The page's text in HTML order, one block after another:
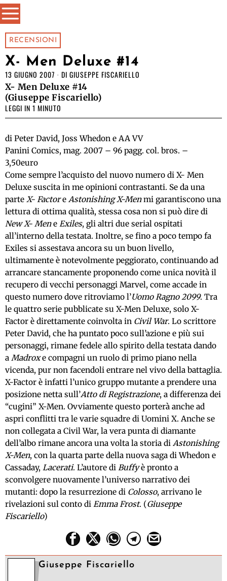
RECENSIONI
X- Men Deluxe #14
13 GIUGNO 2007 DI GIUSEPPE FISCARIELLO
X- Men Deluxe #14
(Giuseppe Fiscariello)
LEGGI IN 1 MINUTO
di Peter David, Joss Whedon e AA VV
Panini Comics, mag. 2007 – 96 pagg. col. bros. –
3,50euro
Come sempre l’acquisto del nuovo numero di X- Men
Deluxe suscita in me opinioni contrastanti. Se da una
parte X- Factore Astonishing X-Menmi garantiscono una
lettura di ottima qualità, stessa cosa non si può dire di
New X- Mene Exiles, gli altri due serial ospitati
all’interno della testata. Inoltre, se fino a poco tempo fa
Exiles si assestava ancora su un buon livello,
ultimamente è notevolmente peggiorato, continuando ad
arrancare stancamente proponendo come unica novità il
recupero di vecchi personaggi Marvel, come accade in
questo numero dove ritroviamo l’Uomo Ragno 2099. Tra
le quattro serie pubblicate su X-Men Deluxe, solo X-
Factor è direttamente coinvolta in Civil War. Lo scrittore
Peter David, che ha puntato poco sull’azione e più sui
personaggi, rimane fedele allo spirito della testata dando
a Madroxe compagni un ruolo di primo piano nella
vicenda, pur non facendoli entrare nel vivo della battaglia.
X-Factor è infatti l’unico gruppo mutante a prendere una
posizione netta sull’Atto di Registrazione, a differenza dei
“cugini” X-Men. Ovviamente questo porterà anche ad
aspri conflitti tra le varie squadre di Uomini X. Anche se
non collegata a Civil War, la vera punta di diamante
dell’albo rimane ancora una volta la storia di Astonishing
X-Men, con la quarta parte della nuova saga di Whedon e
Cassaday, Lacerati. L’autore di Buffyè pronto a
sconvolgere nuovamente l’universo narrativo dei
mutanti: dopo la resurrezione di Colosso, arrivano le
rivelazioni sul conto di Emma Frost. (Giuseppe
Fiscariello)
Giuseppe Fiscariello